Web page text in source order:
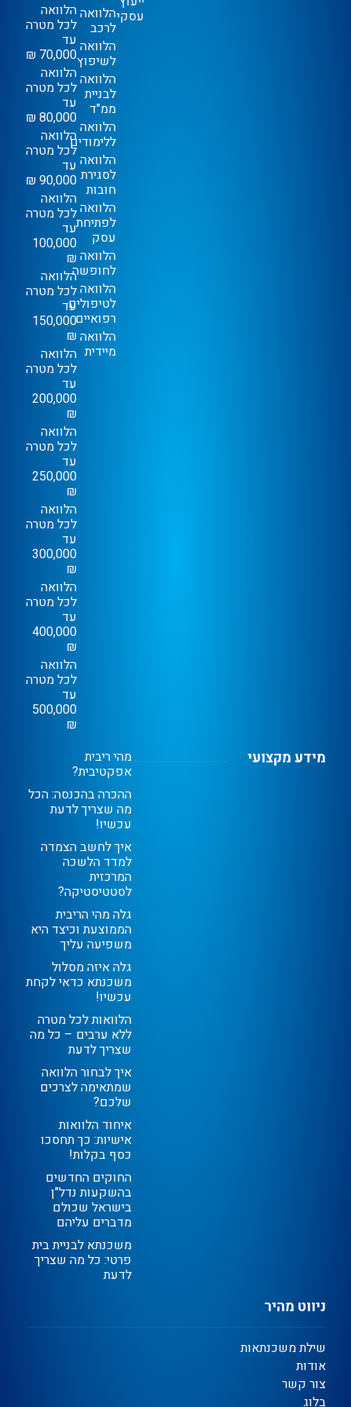
ניווט מהיר
שילת משכנתאות
אודות
צור קשר
בלוג
עסקיהלוואה
לרכב
הלוואה
לשיפוץ
הלוואה
לבניית
ממ"ד
הלוואה
ללימודים
הלוואה
לסגירת
חובות
הלוואה
לפתיחת
עסק
הלוואה
לחופשה
הלוואה
לטיפולים
רפואיים
הלוואה
מיידית
הלוואה
לכל מטרה
עד
70,000 ₪
הלוואה
לכל מטרה
עד
80,000 ₪
הלוואה
לכל מטרה
עד
90,000 ₪
הלוואה
לכל מטרה
עד
100,000
₪
הלוואה
לכל מטרה
עד
150,000
₪
הלוואה
לכל מטרה
עד
200,000
₪
הלוואה
לכל מטרה
עד
250,000
₪
הלוואה
לכל מטרה
עד
300,000
₪
הלוואה
לכל מטרה
עד
400,000
₪
הלוואה
לכל מטרה
עד
500,000
₪
מידע מקצועי מהי ריבית
אפקטיבית?
ההכרה בהכנסה: הכל
מה שצריך לדעת
עכשיו!
איך לחשב הצמדה
למדד הלשכה
המרכזית
לסטטיסטיקה?
גלה מהי הריבית
הממוצעת וכיצד היא
משפיעה עליך
גלה איזה מסלול
משכנתא כדאי לקחת
עכשיו!
הלוואות לכל מטרה
ללא ערבים – כל מה
שצריך לדעת
איך לבחור הלוואה
שמתאימה לצרכים
שלכם?
איחוד הלוואות
אישיות: כך תחסכו
כסף בקלות!
החוקים החדשים
בהשקעות נדל"ן
בישראל שכולם
מדברים עליהם
משכנתא לבניית בית
פרטי: כל מה שצריך
לדעת